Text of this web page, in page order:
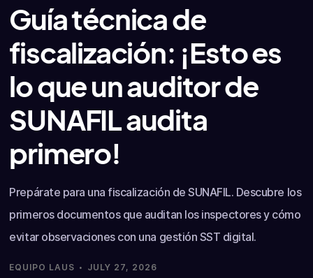
Guía técnica de
fiscalización: ¡Esto es
lo que un auditor de
SUNAFIL audita
primero!
Prepárate para una fiscalización de SUNAFIL. Descubre los
primeros documentos que auditan los inspectores y cómo
evitar observaciones con una gestión SST digital.
EQUIPO LAUS · JULY 27, 2026